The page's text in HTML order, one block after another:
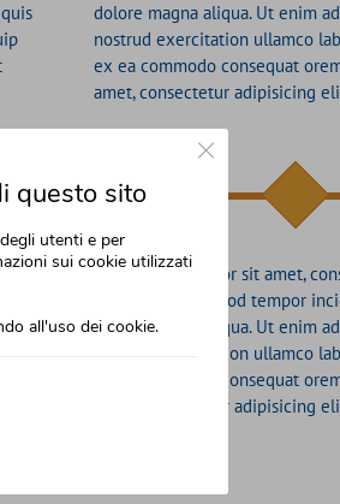
dolore magna aliqua. Ut enim
nostrud exercitation ullamco
ex ea commodo consequat
amet, consectetur adipisicing
Lorem ipsum dolor sit amet,
elit, sed do eiusmod tempor
dolore magna aliqua. Ut enim
nostrud exercitation ullamco
ex ea commodo consequat
amet, consectetur adipisicing
questo sito
utenti e per
sui cookie utilizzati
all'uso dei cookie.
Close GDPR